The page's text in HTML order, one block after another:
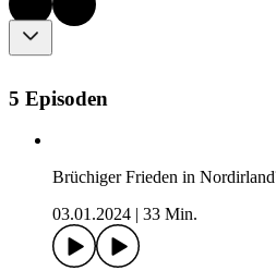
5 Episoden
Brüchiger Frieden in
03.01.2024
33 Min.